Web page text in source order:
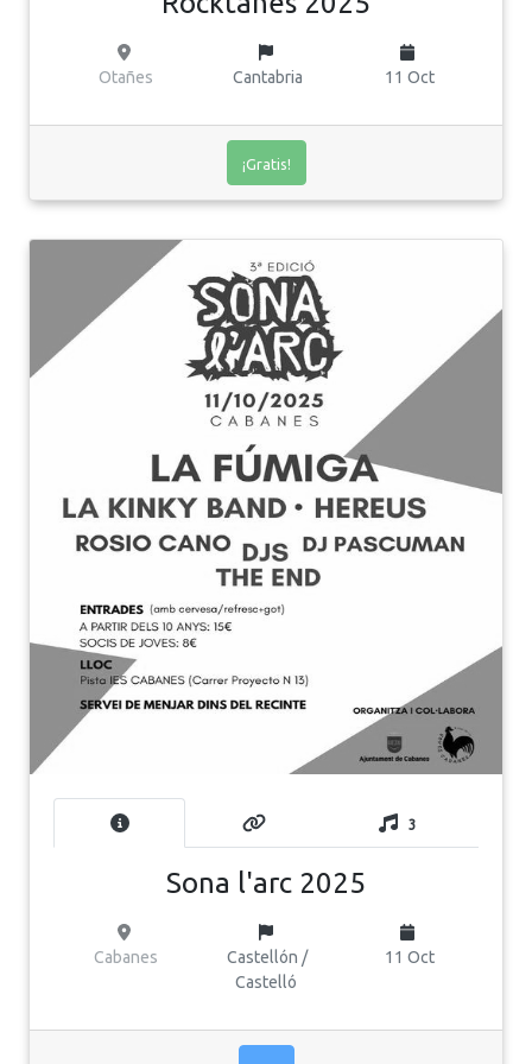
Otañes Cantabria 11 Oct
¡Gratis!
3
Sona l'arc 2025
Cabanes
Castellón /
Castelló
11 Oct